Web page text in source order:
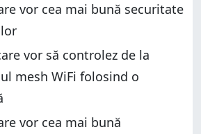
rețelele cu fir
USB
routerul mesh Synology
rețelele cu fir
USB
vor cea mai bună securitate
vor să controlez de la
mesh WiFi folosind o
vor cea mai bună